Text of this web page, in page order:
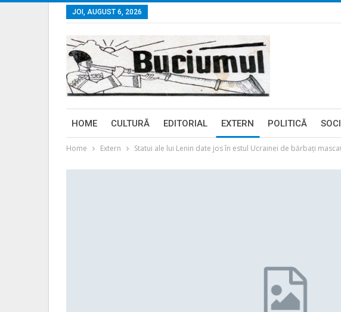
JOI, AUGUST 6, 2026
HOME CULTURĂ EDITORIAL EXTERN POLITICĂ
Home Extern Statui ale lui Lenin date jos în estul Ucrainei de bărbaţi